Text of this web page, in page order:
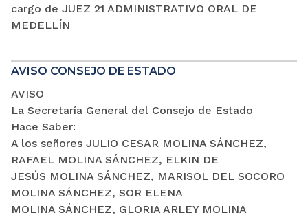
cargo de JUEZ 21 ADMINISTRATIVO ORAL DE
MEDELLÍN
AVISO CONSEJO DE ESTADO
AVISO
La Secretaría General del Consejo de Estado
Hace Saber:
A los señores JULIO CESAR MOLINA SÁNCHEZ,
RAFAEL MOLINA SÁNCHEZ, ELKIN DE
JESÚS MOLINA SÁNCHEZ, MARISOL DEL SOCORO
MOLINA SÁNCHEZ, SOR ELENA
MOLINA SÁNCHEZ, GLORIA ARLEY MOLINA